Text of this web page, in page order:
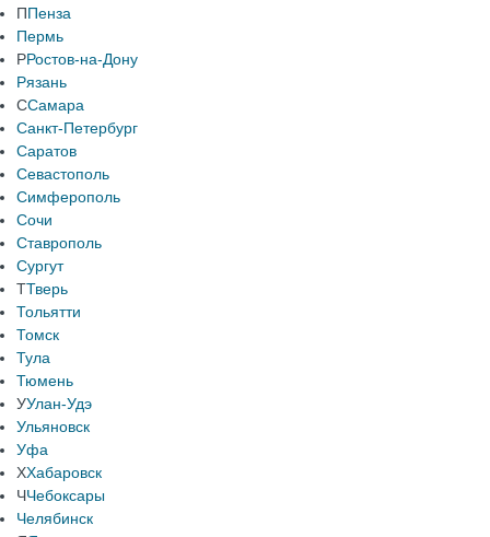
ППенза
Пермь
РРостов-на-Дону
Рязань
ССамара
Санкт-Петербург
Саратов
Севастополь
Симферополь
Сочи
Ставрополь
Сургут
ТТверь
Тольятти
Томск
Тула
Тюмень
УУлан-Удэ
Ульяновск
Уфа
ХХабаровск
ЧЧебоксары
Челябинск